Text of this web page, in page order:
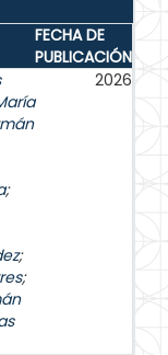
FECHA DE
PUBLICACIÓN
;
;
;
2026